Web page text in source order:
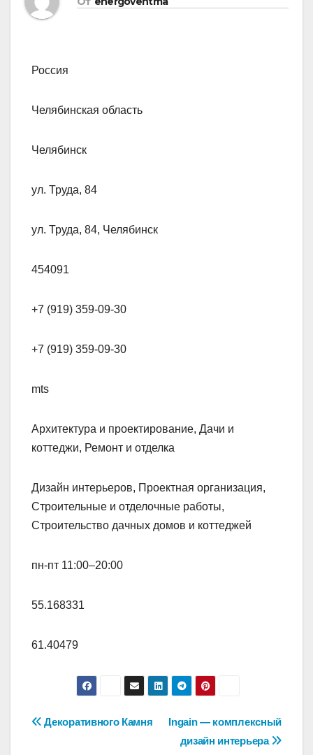
Россия
Челябинская область
Челябинск
ул. Труда, 84
ул. Труда, 84, Челябинск
454091
+7 (919) 359-09-30
+7 (919) 359-09-30
mts
Архитектура и проектирование, Дачи и
коттеджи, Ремонт и отделка
Дизайн интерьеров, Проектная организация,
Строительные и отделочные работы,
Строительство дачных домов и коттеджей
пн-пт 11:00–20:00
55.168331
61.40479
Навигация
Ingain — комплексный
дизайн интерьера
Декоративного Камня